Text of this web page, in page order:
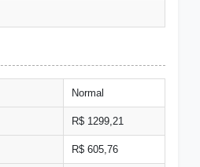
Normal
R$ 1299,21
R$ 605,76